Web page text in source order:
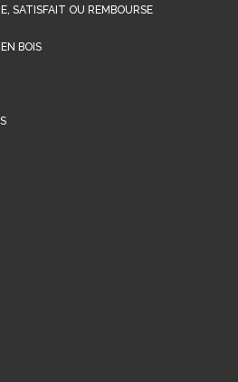
SATISFAIT OU REMBOURSE
BOIS